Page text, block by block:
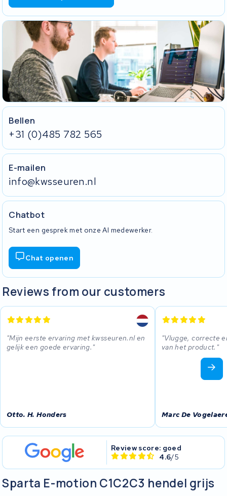
Bellen
+31 (0)485 782 565
E-mailen
info@kwsseuren.nl
Chatbot
Start een gesprek met onze AI medewerker.
Chat openen
Reviews from our customers
Mijn eerste ervaring met kwsseuren.nl en
gelijk een goede ervaring.
Otto. H. Honders
Vlugge, correcte
van het product.
Marc De
Review score: goed
4.6/5
Sparta E-motion C1C2C3 hendel grijs